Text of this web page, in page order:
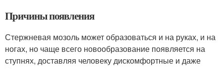
Причины появления
Стержневая мозоль может образоваться и на руках, и на
ногах, но чаще всего новообразование появляется на
ступнях, доставляя человеку дискомфортные и даже